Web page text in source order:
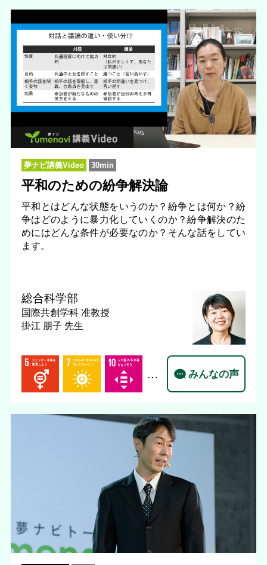
夢ナビ講義Video 30min
平和のための紛争解決論
平和とはどんな状態をいうのか？紛争とは何か？紛
争はどのように暴力化していくのか？紛争解決のた
めにはどんな条件が必要なのか？そんな話をしてい
ます。
総合科学部
国際共創学科 准教授
掛江 朋子 先生
… みんなの声